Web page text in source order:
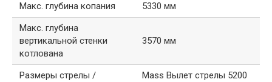
Макс. глубина копания
5330 мм
Макс. глубина
вертикальной стенки
котлована
3570 мм
Размеры стрелы /
Mass Вылет стрелы 5200